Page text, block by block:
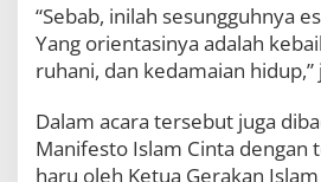
“Sebab, inilah sesungguhnya
Yang orientasinya adalah
ruhani, dan kedamaian hidup,”
Dalam acara tersebut juga
Manifesto Islam Cinta dengan
haru oleh Ketua Gerakan